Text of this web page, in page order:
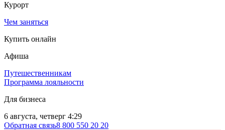
Курорт
Чем заняться
Купить онлайн
Афиша
Путешественникам
Программа лояльности
Для бизнеса
6 августа, четверг 4:29
Обратная связь8 800 550 20 20